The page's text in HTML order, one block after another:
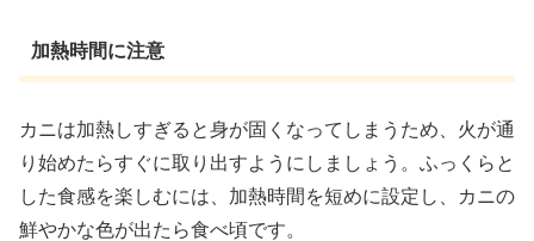
加熱時間に注意
カニは加熱しすぎると身が固くなってしまうため、火が通
り始めたらすぐに取り出すようにしましょう。ふっくらと
した食感を楽しむには、加熱時間を短めに設定し、カニの
鮮やかな色が出たら食べ頃です。